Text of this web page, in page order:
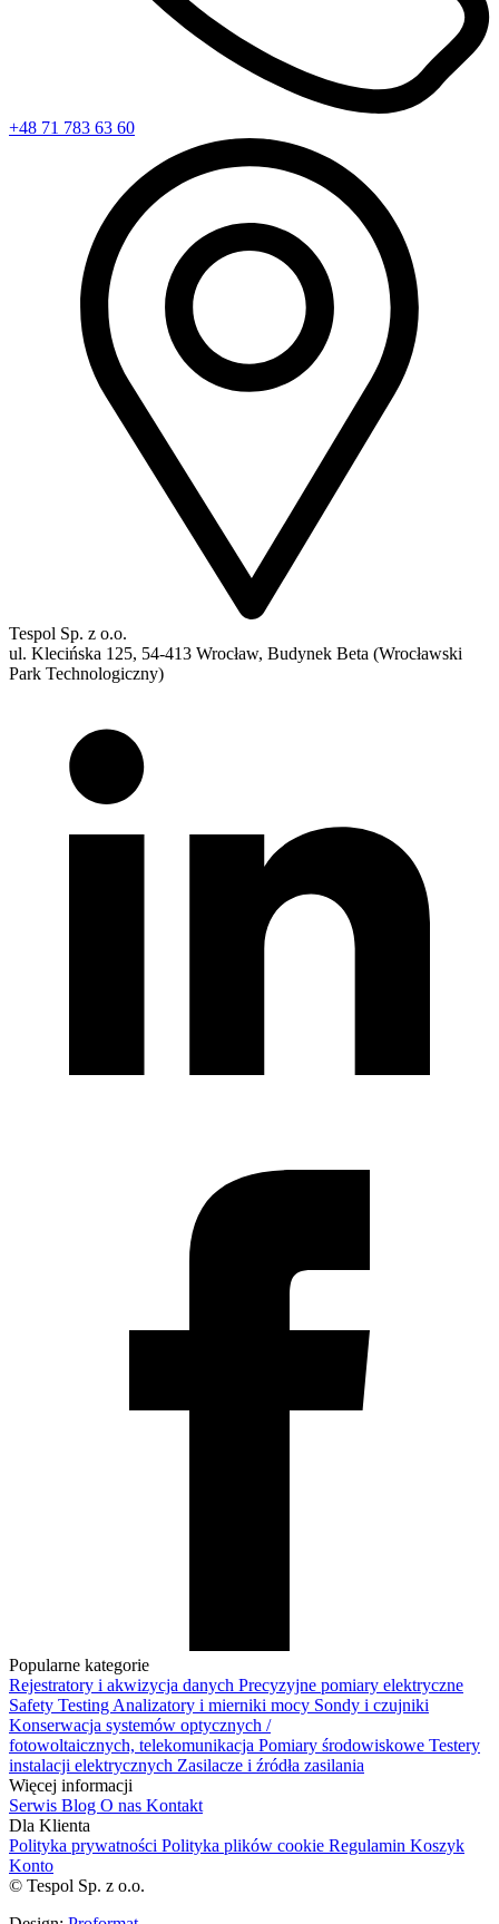
+48 71 783 63 60
Tespol Sp. z o.o.
ul. Klecińska 125, 54-413 Wrocław, Budynek Beta (Wrocławski
Park Technologiczny)
Popularne kategorie
Rejestratory i akwizycja danych Precyzyjne pomiary elektryczne
Safety Testing Analizatory i mierniki mocy Sondy i czujniki
Konserwacja systemów optycznych /
fotowoltaicznych, telekomunikacja Pomiary środowiskowe Testery
instalacji elektrycznych Zasilacze i źródła zasilania
Więcej informacji
Serwis Blog O nas Kontakt
Dla Klienta
Polityka prywatności Polityka plików cookie Regulamin Koszyk
Konto
© Tespol Sp. z o.o.